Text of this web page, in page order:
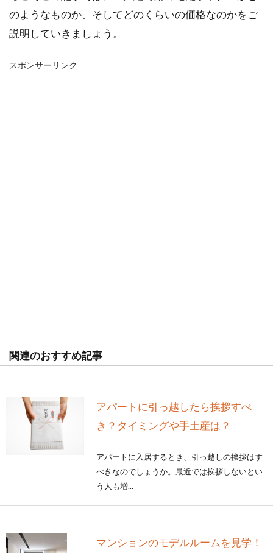
のようなものか、そしてどのくらいの価格なのかをご
説明していきましょう。
スポンサーリンク
関連のおすすめ記事
アパートに引っ越したら挨拶すべ
き？タイミングや手土産は？
アパートに入居するとき、引っ越しの挨拶はす
べきなのでしょうか。最近では挨拶しないとい
う人も増...
マンションのモデルルームを見学！